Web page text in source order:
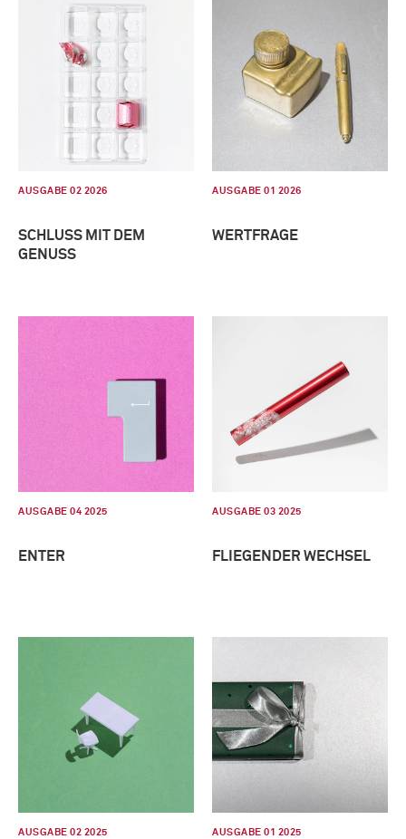
AUSGABE 02 2026
SCHLUSS MIT DEM
GENUSS
AUSGABE 01 2026
WERTFRAGE
AUSGABE 04 2025
ENTER
AUSGABE 03 2025
FLIEGENDER WECHSEL
AUSGABE 02 2025 AUSGABE 01 2025